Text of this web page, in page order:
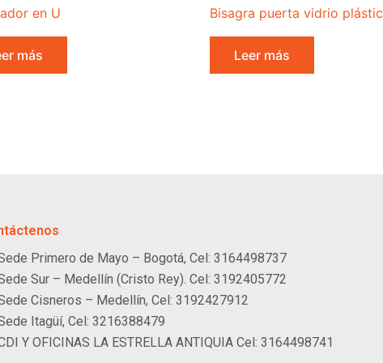
en U
más
Bisagra puerta vidrio
Leer más
Primero de Mayo – Bogotá, Cel: 3164498737
Sur – Medellín (Cristo Rey). Cel: 3192405772
Cisneros – Medellín, Cel: 3192427912
Itagüí, Cel: 3216388479
Y OFICINAS LA ESTRELLA ANTIQUIA Cel: 3164498741